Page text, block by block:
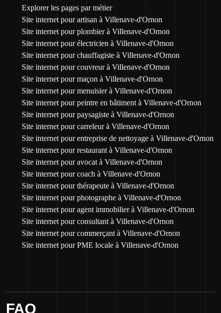
Explorer les pages par métier
Site internet pour artisan à Villenave-d'Ornon
Site internet pour plombier à Villenave-d'Ornon
Site internet pour électricien à Villenave-d'Ornon
Site internet pour chauffagiste à Villenave-d'Ornon
Site internet pour couvreur à Villenave-d'Ornon
Site internet pour maçon à Villenave-d'Ornon
Site internet pour menuisier à Villenave-d'Ornon
Site internet pour peintre en bâtiment à Villenave-d'Ornon
Site internet pour paysagiste à Villenave-d'Ornon
Site internet pour carreleur à Villenave-d'Ornon
Site internet pour entreprise de nettoyage à Villenave-d'Ornon
Site internet pour restaurant à Villenave-d'Ornon
Site internet pour avocat à Villenave-d'Ornon
Site internet pour coach à Villenave-d'Ornon
Site internet pour thérapeute à Villenave-d'Ornon
Site internet pour photographe à Villenave-d'Ornon
Site internet pour agent immobilier à Villenave-d'Ornon
Site internet pour consultant à Villenave-d'Ornon
Site internet pour commerçant à Villenave-d'Ornon
Site internet pour PME locale à Villenave-d'Ornon
FAQ